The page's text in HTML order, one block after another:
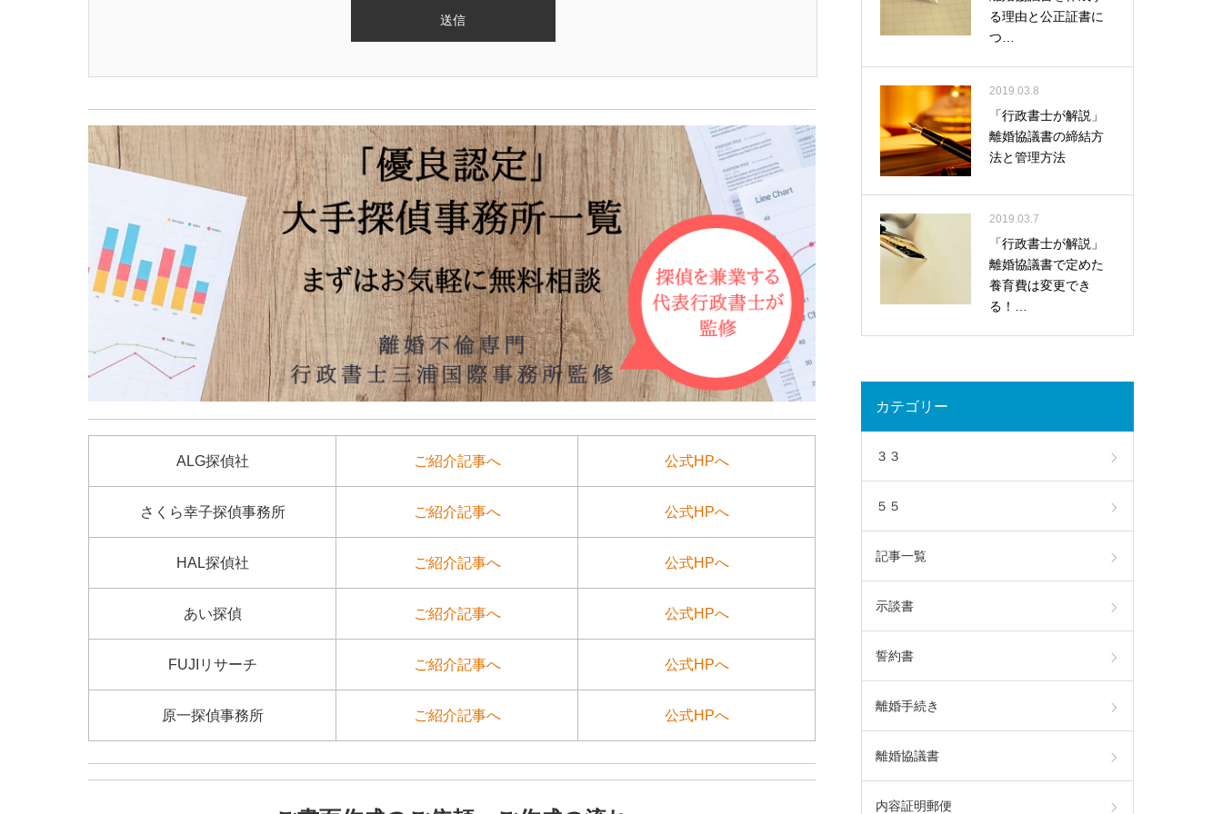
ALG探偵社 ご紹介記事へ 公式HPへ
さくら幸子探偵事務所 ご紹介記事へ 公式HPへ
HAL探偵社 ご紹介記事へ 公式HPへ
あい探偵 ご紹介記事へ 公式HPへ
FUJIリサーチ ご紹介記事へ 公式HPへ
原一探偵事務所 ご紹介記事へ 公式HPへ
る理由と公正証書に
つ…
2019.03.8
「行政書士が解説」
離婚協議書の締結方
法と管理方法
2019.03.7
「行政書士が解説」
離婚協議書で定めた
養育費は変更でき
る！…
カテゴリー
３３
５５
記事一覧
示談書
誓約書
離婚手続き
離婚協議書
内容証明郵便